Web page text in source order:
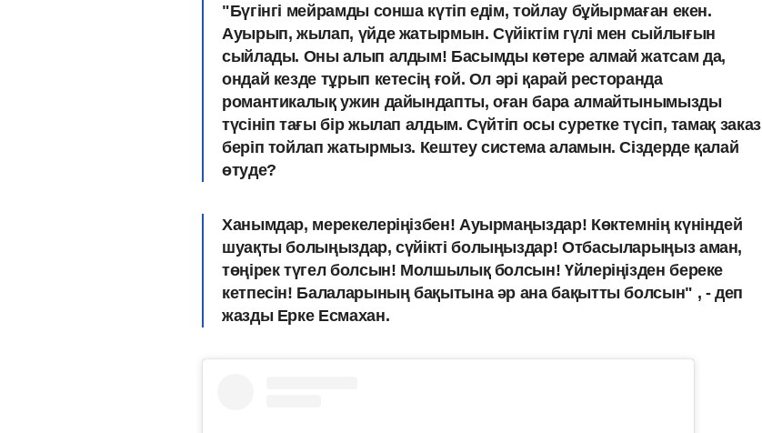
"Бүгінгі мейрамды сонша күтіп едім, тойлау бұйырмаған екен.
Ауырып, жылап, үйде жатырмын. Сүйіктім гүлі мен сыйлығын
сыйлады. Оны алып алдым! Басымды көтере алмай жатсам да,
ондай кезде тұрып кетесің ғой. Ол әрі қарай ресторанда
романтикалық ужин дайындапты, оған бара алмайтынымызды
түсініп тағы бір жылап алдым. Сүйтіп осы суретке түсіп, тамақ заказ
беріп тойлап жатырмыз. Кештеу система аламын. Сіздерде қалай
өтуде?
Ханымдар, мерекелеріңізбен! Ауырмаңыздар! Көктемнің күніндей
шуақты болыңыздар, сүйікті болыңыздар! Отбасыларыңыз аман,
төңірек түгел болсын! Молшылық болсын! Үйлеріңізден береке
кетпесін! Балаларының бақытына әр ана бақытты болсын" , - деп
жазды Ерке Есмахан.